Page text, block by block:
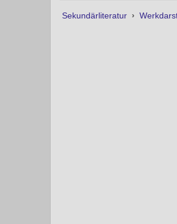
Sekundärliteratur ›